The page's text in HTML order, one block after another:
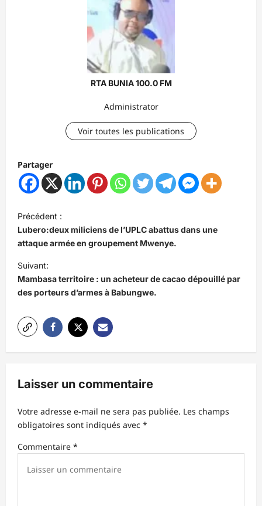
RTA BUNIA 100.0 FM
Administrator
Voir toutes les publications
Partager
N
a
v
i
g
a
t
i
o
d
’
a
r
Précédent :
Lubero:deux miliciens de l’UPLC abattus dans une
attaque armée en groupement Mwenye.
Suivant:
Mambasa territoire : un acheteur de cacao dépouillé par
des porteurs d’armes à Babungwe.
Laisser un commentaire
Votre adresse e-mail ne sera pas publiée. Les champs
obligatoires sont indiqués avec *
Commentaire *